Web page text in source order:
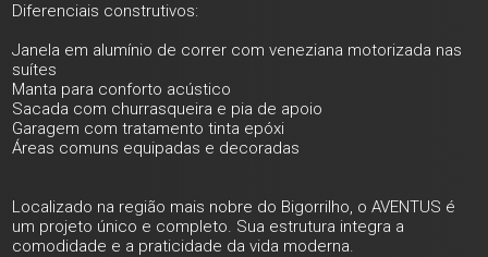
Diferenciais construtivos:
Janela em alumínio de correr com veneziana motorizada nas
suítes
Manta para conforto acústico
Sacada com churrasqueira e pia de apoio
Garagem com tratamento tinta epóxi
Áreas comuns equipadas e decoradas
Localizado na região mais nobre do Bigorrilho, o AVENTUS é
um projeto único e completo. Sua estrutura integra a
comodidade e a praticidade da vida moderna.